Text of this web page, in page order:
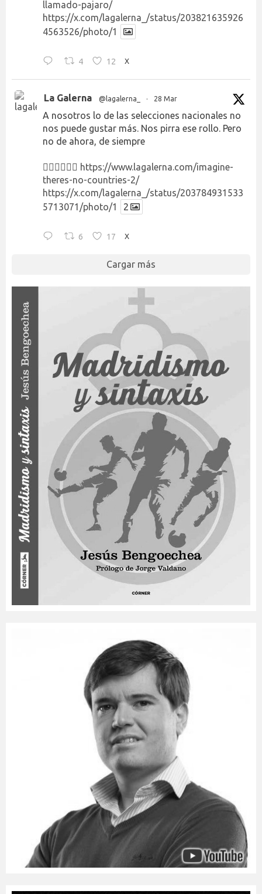
llamado-pajaro/
https://x.com/lagalerna_/status/203821635926
4563526/photo/1
4 12 X
La Galerna @lagalerna_ · 28 Mar
A nosotros lo de las selecciones nacionales no
nos puede gustar más. Nos pirra ese rollo. Pero
no de ahora, de siempre
👉🏻👉🏻👉🏻 https://www.lagalerna.com/imagine-
theres-no-countries-2/
https://x.com/lagalerna_/status/203784931533
5713071/photo/1
2
6 17 X
Cargar más